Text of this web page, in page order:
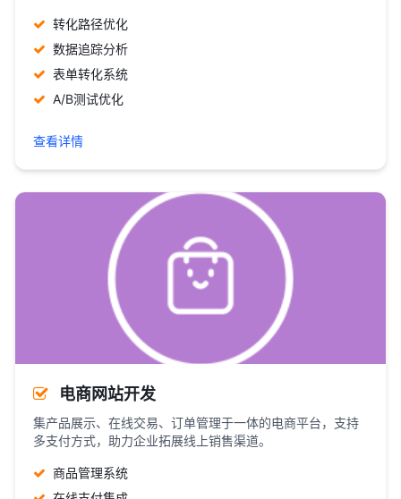
转化路径优化
数据追踪分析
表单转化系统
A/B测试优化
查看详情
电商网站开发
集产品展示、在线交易、订单管理于一体的电商平台，支持
多支付方式，助力企业拓展线上销售渠道。
商品管理系统